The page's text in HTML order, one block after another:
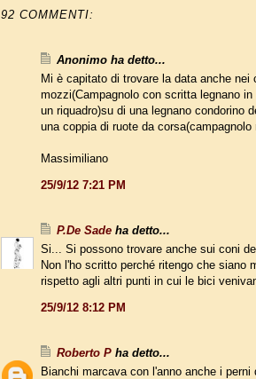
92 COMMENTI:
Anonimo ha detto...
Mi è capitato di trovare la data anche nei
mozzi(Campagnolo con scritta legnano
un riquadro)su di una legnano condorino
una coppia di ruote da corsa(campagnolo
Massimiliano
25/9/12 7:21 PM
P.De Sade ha detto...
Si... Si possono trovare anche sui coni
Non l'ho scritto perché ritengo che siano
rispetto agli altri punti in cui le bici
25/9/12 8:12 PM
Roberto P ha detto...
Bianchi marcava con l'anno anche i perni